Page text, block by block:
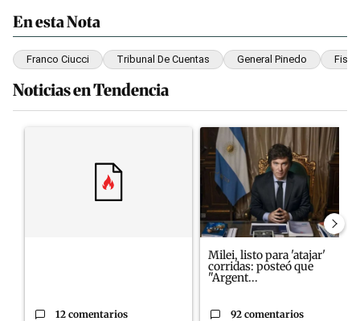
En esta Nota
Franco Ciucci Tribunal De Cuentas General Pinedo
Noticias en Tendencia
Este listado muestra los artículos con más comentarios en los
Un artículo de tendencia con el título "" con 12 comentarios.
12 comentarios
Un artículo de tendencia con
Milei, listo para 'atajar'
corridas: posteó que
"Argent...
92 comentarios